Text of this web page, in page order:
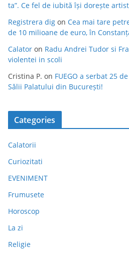
ta”. Ce fel de iubită își dorește
Registrera dig on Cea mai tare
de 10 milioane de euro, în
Calator on Radu Andrei Tudor si
violentei in scoli
Cristina P. on FUEGO a serbat 25
Sălii Palatului din București!
Categories
Calatorii
Curiozitati
EVENIMENT
Frumusete
Horoscop
La zi
Religie